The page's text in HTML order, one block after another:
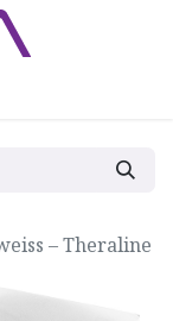
– Theraline